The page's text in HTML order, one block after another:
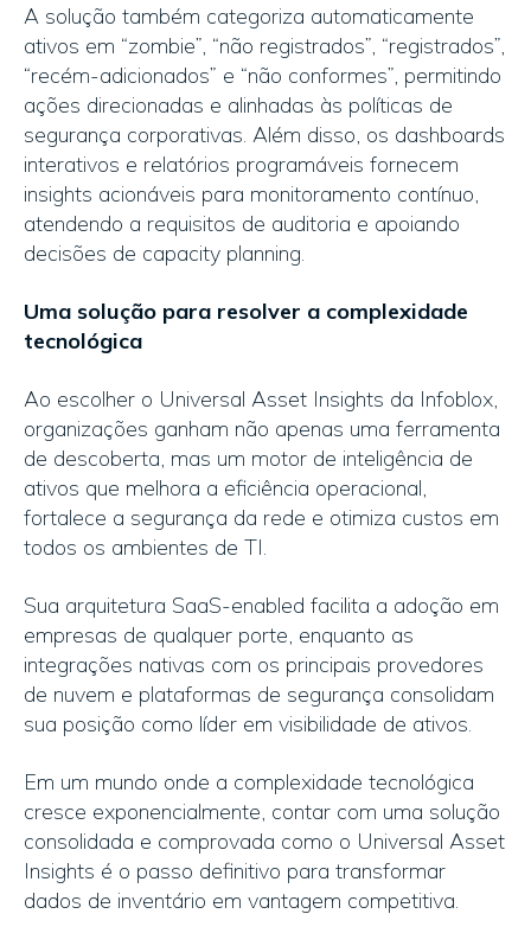
A solução também categoriza automaticamente
ativos em “zombie”, “não registrados”, “registrados”,
“recém-adicionados” e “não conformes”, permitindo
ações direcionadas e alinhadas às políticas de
segurança corporativas. Além disso, os dashboards
interativos e relatórios programáveis fornecem
insights acionáveis para monitoramento contínuo,
atendendo a requisitos de auditoria e apoiando
decisões de capacity planning.
Uma solução para resolver a complexidade
tecnológica
Ao escolher o Universal Asset Insights da Infoblox,
organizações ganham não apenas uma ferramenta
de descoberta, mas um motor de inteligência de
ativos que melhora a eficiência operacional,
fortalece a segurança da rede e otimiza custos em
todos os ambientes de TI.
Sua arquitetura SaaS-enabled facilita a adoção em
empresas de qualquer porte, enquanto as
integrações nativas com os principais provedores
de nuvem e plataformas de segurança consolidam
sua posição como líder em visibilidade de ativos.
Em um mundo onde a complexidade tecnológica
cresce exponencialmente, contar com uma solução
consolidada e comprovada como o Universal Asset
Insights é o passo definitivo para transformar
dados de inventário em vantagem competitiva.